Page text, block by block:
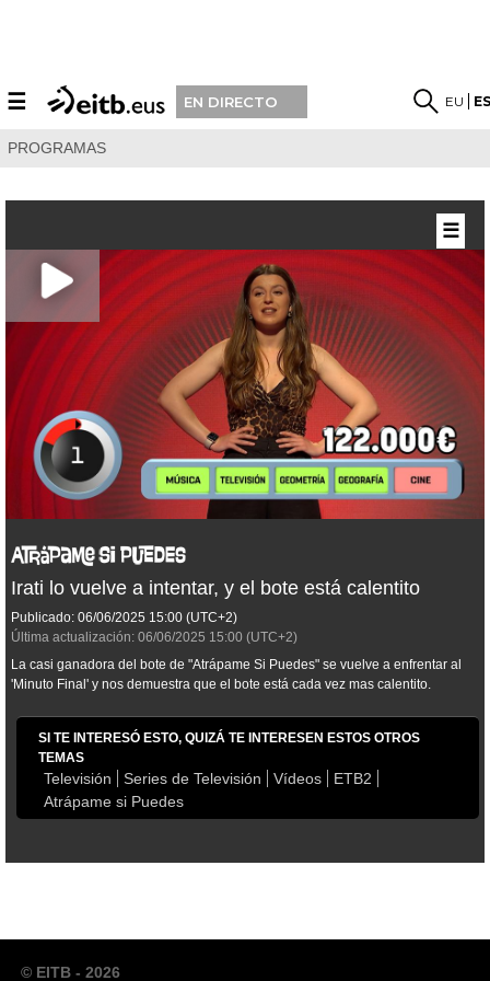
☰ EN DIRECTO EU
PROGRAMAS
Irati lo vuelve a intentar, y el bote está calentito
Publicado: 06/06/2025 15:00 (UTC+2)
Última actualización: 06/06/2025 15:00 (UTC+2)
La casi ganadora del bote de "Atrápame Si Puedes" se vuelve a enfrentar al
'Minuto Final' y nos demuestra que el bote está cada vez mas calentito.
SI TE INTERESÓ ESTO, QUIZÁ TE INTERESEN ESTOS OTROS
TEMAS
Televisión Series de Televisión Vídeos
ETB2
Atrápame si Puedes
☰
© EITB - 2026